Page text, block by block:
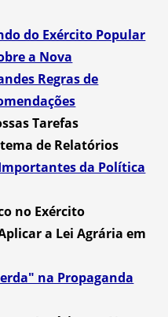
do Exército Popular
a Nova
Regras de
Tarefas
de Relatórios
da Política
no Exército
a Lei Agrária em
na Propaganda